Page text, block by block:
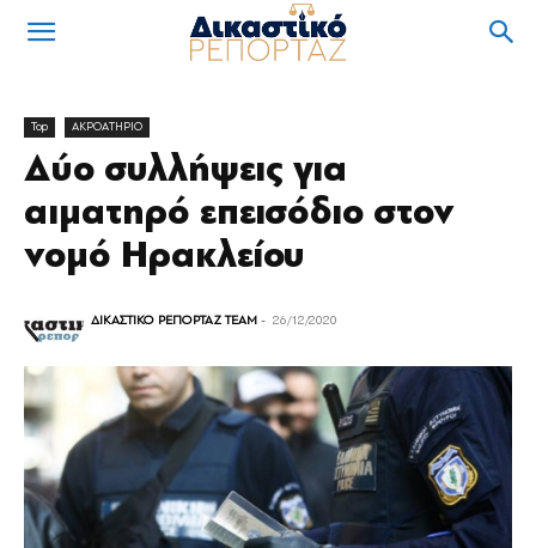
Top ΑΚΡΟΑΤΗΡΙΟ
Δύο συλλήψεις για
αιματηρό επεισόδιο στον
νομό Ηρακλείου
ΔΙΚΑΣΤΙΚΟ ΡΕΠΟΡΤΑΖ TEAM - 26/12/2020